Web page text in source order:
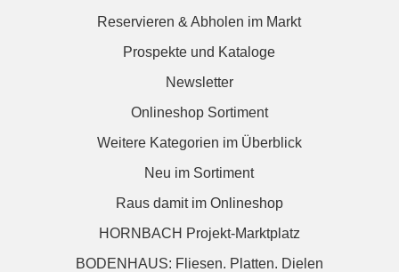
Reservieren & Abholen im Markt
Prospekte und Kataloge
Newsletter
Onlineshop Sortiment
Weitere Kategorien im Überblick
Neu im Sortiment
Raus damit im Onlineshop
HORNBACH Projekt-Marktplatz
BODENHAUS: Fliesen. Platten. Dielen